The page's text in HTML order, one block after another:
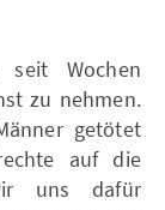
Wochen
zu nehmen.
getötet
auf die
uns dafür